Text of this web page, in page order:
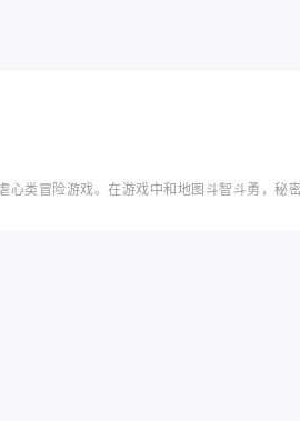
类冒险游戏。在游戏中和地图斗智斗勇，秘